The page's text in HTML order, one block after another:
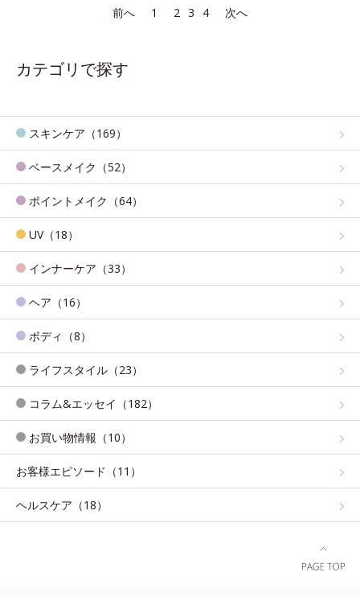
前へ 1 2 3 4 次へ
カテゴリで探す
スキンケア（169）
ベースメイク（52）
ポイントメイク（64）
UV（18）
インナーケア（33）
ヘア（16）
ボディ（8）
ライフスタイル（23）
コラム&エッセイ（182）
お買い物情報（10）
お客様エピソード（11）
ヘルスケア（18）